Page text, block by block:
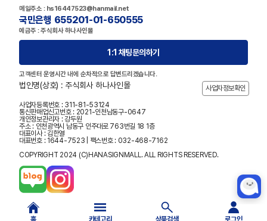
메일주소 : hs16447523@hanmail.net
국민은행 655201-01-650555
예금주 : 주식회사 하나사인몰
1:1 채팅문의하기
고객센터 운영시간 내에 순차적으로 답변드리겠습니다.
법인명(상호) : 주식회사 하나사인몰
사업자정보확인
사업자등록번호 : 311-81-53124
통신판매업신고번호 : 2021-인천남동구-0647
개인정보관리자 : 강두원
주소 : 인천광역시 남동구 인주대로 763번길 18 1층
대표이사 : 김한열
대표번호 : 1644-7523 | 팩스번호 : 032-468-7162
COPYRIGHT 2024 (C)HANASIGNMALL. ALL RIGHTS RESERVED.
홈 카테고리 상품검색 로그인